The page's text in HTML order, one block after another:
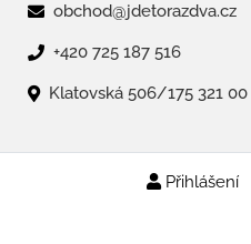
Přihlášení
obchod@jdetorazdva.cz
+420 725 187 516
Klatovská 506/175 321
Copyright ©